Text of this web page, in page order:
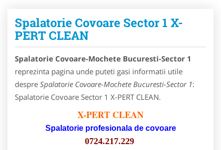
Spalatorie Covoare Sector 1 X-
PERT CLEAN
Spalatorie Covoare-Mochete Bucuresti-Sector 1
reprezinta pagina unde puteti gasi informatii utile
despre Spalatorie Covoare-Mochete Bucuresti-Sector 1:
Spalatorie Covoare Sector 1 X-PERT CLEAN.
X-PERT CLEAN
Spalatorie profesionala de covoare
0724.217.229